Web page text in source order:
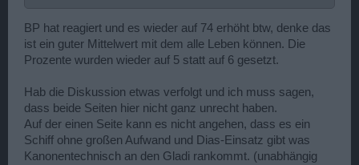
BP hat reagiert und es wieder auf 74 erhöht btw, denke das
ist ein guter Mittelwert mit dem alle Leben können. Die
Prozente wurden wieder auf 5 statt auf 6 gesetzt.
Hab die Diskussion etwas verfolgt und ich muss sagen,
dass beide Seiten hier nicht ganz unrecht haben.
Auf der einen Seite kann es nicht angehen, dass es ein
Schiff ohne großen Aufwand und Dias-Einsatz gibt was
Kanonentechnisch an den Gladi rankommt. (unabhängig